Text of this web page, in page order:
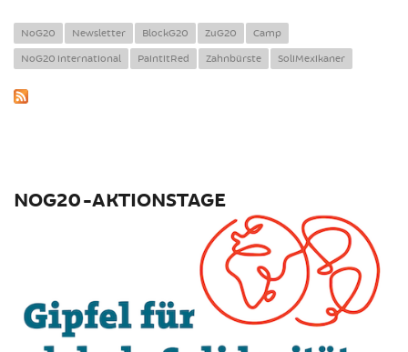
NoG20 Newsletter BlockG20 ZuG20 Camp
NoG20 international PaintitRed Zahnbürste SoliMexikaner
NOG20-AKTIONSTAGE